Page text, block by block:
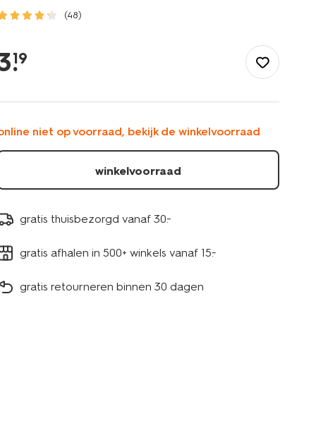
(48)
hobby/handwerken/fournituren/veiligheidsspelden-
.
19
niet op voorraad, bekijk de winkelvoorraad
winkelvoorraad
gratis thuisbezorgd vanaf 30.-
gratis afhalen in 500+ winkels vanaf 15.-
gratis retourneren binnen 30 dagen